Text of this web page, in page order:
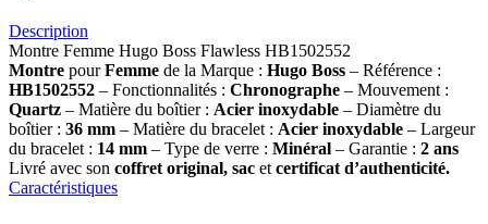
Description
Montre Femme Hugo Boss Flawless HB1502552
Montre pourFemme de la Marque : Hugo Boss – Référence :
HB1502552 – Fonctionnalités : Chronographe – Mouvement :
Quartz – Matière du boîtier : Acier inoxydable – Diamètre du
boîtier : 36 mm – Matière du bracelet : Acier inoxydable – Largeur
du bracelet : 14 mm – Type de verre : Minéral – Garantie : 2 ans
Livré avec son coffret original, sac et certificat d’authenticité.
Caractéristiques